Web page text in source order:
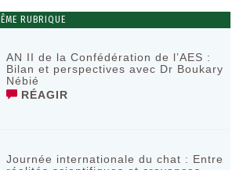
RUBRIQUE
AN II de la Confédération de l’AES :
Bilan et perspectives avec Dr Boukary
Nébié
RÉAGIR
Journée internationale du chat : Entre